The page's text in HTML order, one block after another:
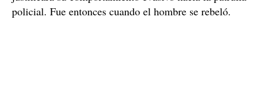
policial. Fue entonces cuando el hombre se rebeló.